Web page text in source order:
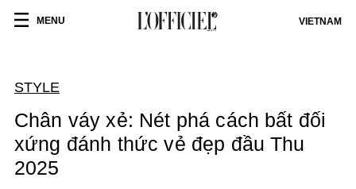
MENU VIETNAM
STYLE
Chân váy xẻ: Nét phá cách bất đối
xứng đánh thức vẻ đẹp đầu Thu
2025